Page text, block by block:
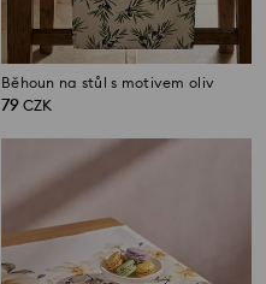
Běhoun na stůl s motivem oliv
79 CZK